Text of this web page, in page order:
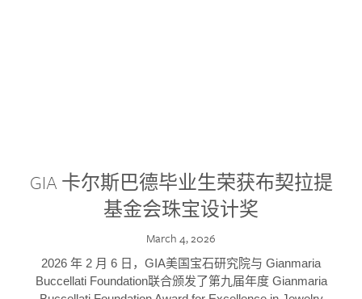
GIA 卡尔斯巴德毕业生荣获布契拉提
基金会珠宝设计奖
March 4, 2026
2026 年 2 月 6 日，GIA美国宝石研究院与 Gianmaria
Buccellati Foundation联合颁发了第九届年度 Gianmaria